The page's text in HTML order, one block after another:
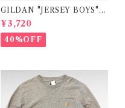
GILDAN "JERSEY BOYS"
movie print t-shirt
¥3,720
40%OFF